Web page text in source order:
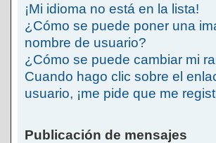
¡Mi idioma no está en la lista!
¿Cómo se puede poner una
nombre de usuario?
¿Cómo se puede cambiar mi
Cuando hago clic sobre el
usuario, ¡me pide que me
Publicación de mensajes